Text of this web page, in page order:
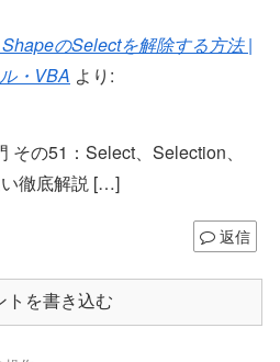
のSelectを解除する方法 |
・VBA より:
の51：Select、Selection、
徹底解説 […]
返信
トを書き込む